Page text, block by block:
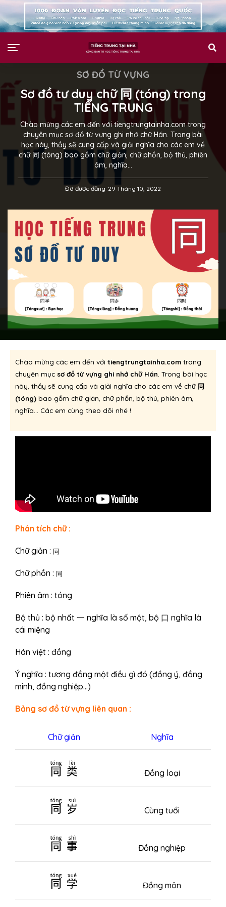
SƠ ĐỒ TỪ VỰNG
Sơ đồ tư duy chữ 同 (tóng) trong
TIẾNG TRUNG
Chào mừng các em đến với tiengtrungtainha.com trong
chuyên mục sơ đồ từ vựng ghi nhớ chữ Hán. Trong bài
học này, thầy sẽ cung cấp và giải nghĩa cho các em về
chữ 同 (tóng) bao gồm chữ giản, chữ phồn, bộ thủ, phiên
âm, nghĩa…
Đã được đăng 29 Tháng 10, 2022
Chào mừng các em đến với tiengtrungtainha.com trong
chuyên mục sơ đồ từ vựng ghi nhớ chữ Hán . Trong bài học
này, thầy sẽ cung cấp và giải nghĩa cho các em về chữ 同
(tóng) bao gồm chữ giản, chữ phồn, bộ thủ, phiên âm,
nghĩa… Các em cùng theo dõi nhé !
Phân tích chữ :
Chữ giản : 同
Chữ phồn : 同
Phiên âm : tóng
Bộ thủ : bộ nhất 一 nghĩa là số một, bộ 口 nghĩa là
cái miệng
Hán việt : đồng
Ý nghĩa : tương đồng một điều gì đó (đồng ý, đồng
minh, đồng nghiệp…)
Bảng sơ đồ từ vựng liên quan :
Chữ giản Nghĩa
同类 Đồng loại
同岁 Cùng tuổi
同事 Đồng nghiệp
同学 Đồng môn